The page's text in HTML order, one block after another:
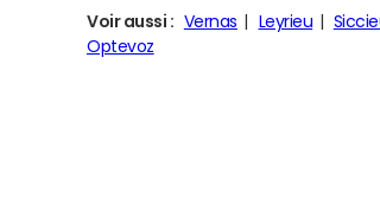
Voir aussi : Vernas Leyrieu
Optevoz